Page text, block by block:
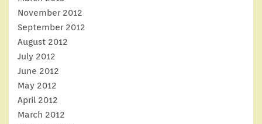
November 2012
September 2012
August 2012
July 2012
June 2012
May 2012
April 2012
March 2012